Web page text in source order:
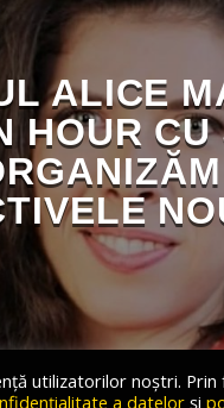
ALICE
HOUR
utilizatorilor noștri.
a datelorși